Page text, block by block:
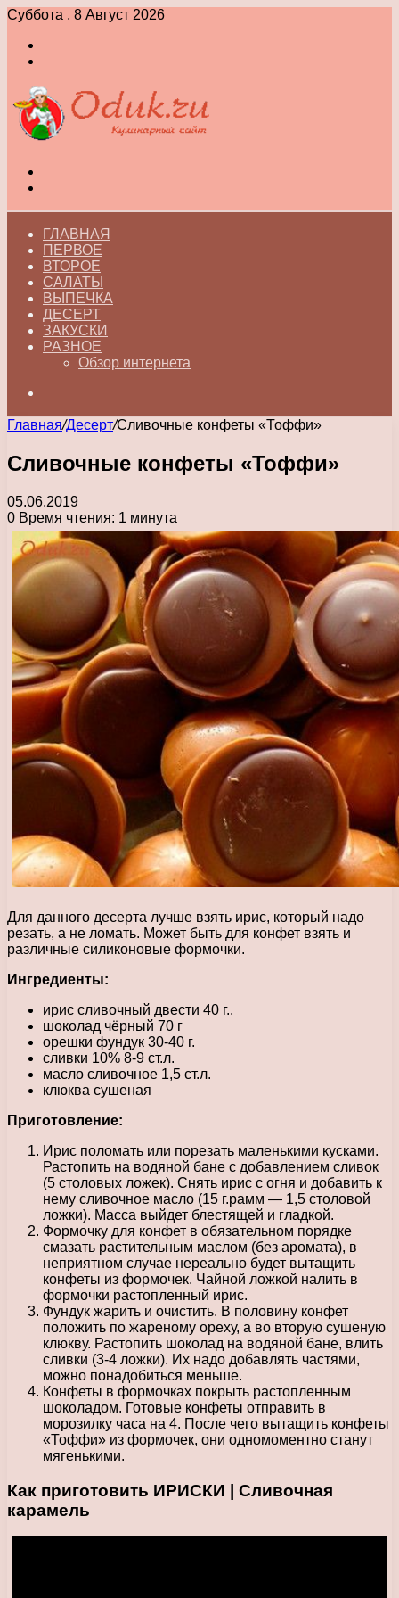
Суббота , 8 Август 2026
ГЛАВНАЯ
ПЕРВОЕ
ВТОРОЕ
САЛАТЫ
ВЫПЕЧКА
ДЕСЕРТ
ЗАКУСКИ
РАЗНОЕ
Обзор интернета
Главная/Десерт/Сливочные конфеты «Тоффи»
Сливочные конфеты «Тоффи»
05.06.2019
0 Время чтения: 1 минута
Для данного десерта лучше взять ирис, который надо
резать, а не ломать. Может быть для конфет взять и
различные силиконовые формочки.
Ингредиенты:
ирис сливочный двести 40 г..
шоколад чёрный 70 г
орешки фундук 30-40 г.
сливки 10% 8-9 ст.л.
масло сливочное 1,5 ст.л.
клюква сушеная
Приготовление:
Ирис поломать или порезать маленькими кусками.
Растопить на водяной бане с добавлением сливок
(5 столовых ложек). Снять ирис с огня и добавить к
нему сливочное масло (15 г.рамм — 1,5 столовой
ложки). Масса выйдет блестящей и гладкой.
Формочку для конфет в обязательном порядке
смазать растительным маслом (без аромата), в
неприятном случае нереально будет вытащить
конфеты из формочек. Чайной ложкой налить в
формочки растопленный ирис.
Фундук жарить и очистить. В половину конфет
положить по жареному ореху, а во вторую сушеную
клюкву. Растопить шоколад на водяной бане, влить
сливки (3-4 ложки). Их надо добавлять частями,
можно понадобиться меньше.
Конфеты в формочках покрыть растопленным
шоколадом. Готовые конфеты отправить в
морозилку часа на 4. После чего вытащить конфеты
«Тоффи» из формочек, они одномоментно станут
мягенькими.
Как приготовить ИРИСКИ | Сливочная
карамель